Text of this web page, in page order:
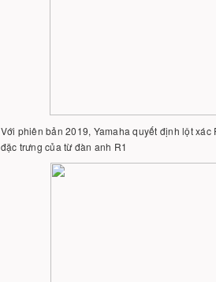
Với phiên bản 2019, Yamaha quyết định lột
đặc trưng của từ đàn anh R1